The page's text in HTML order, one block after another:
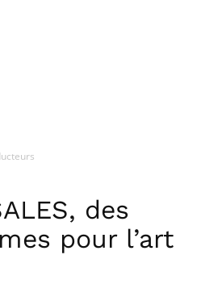
des
pour l’art